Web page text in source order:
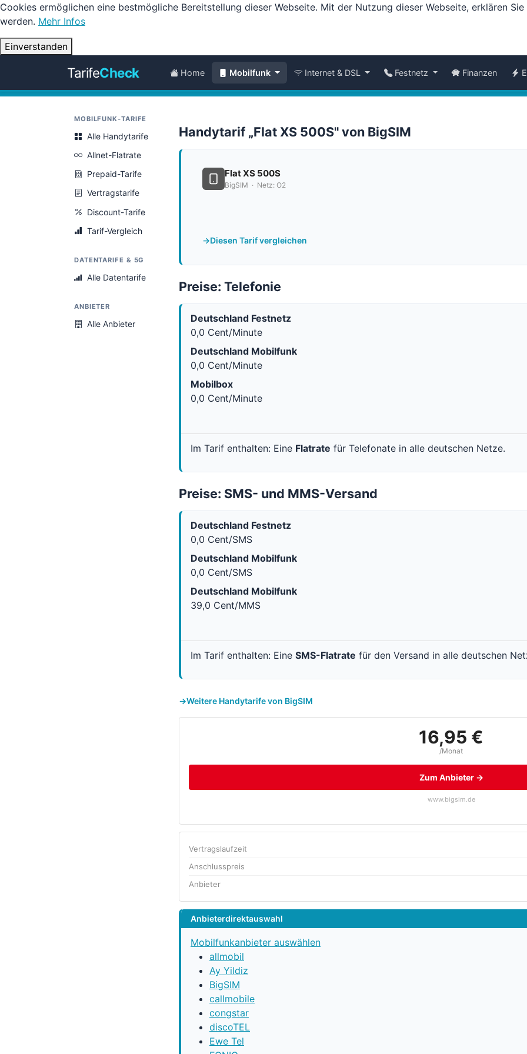
Cookies ermöglichen eine bestmögliche Bereitstellung dieser Webseite. Mit der Nutzung dieser Webseite, erklären
werden. Mehr Infos
Einverstanden
TarifeCheck Home Mobilfunk Internet & DSL Festnetz Finanzen
MOBILFUNK-TARIFE
Alle Handytarife
Allnet-Flatrate
Prepaid-Tarife
Vertragstarife
Discount-Tarife
Tarif-Vergleich
DATENTARIFE & 5G
Alle Datentarife
ANBIETER
Alle Anbieter
Handytarif „Flat XS 500S" von BigSIM
Flat XS 500S
BigSIM · Netz: O2
Diesen Tarif vergleichen
Preise: Telefonie
Deutschland Festnetz
0,0 Cent/Minute
Deutschland Mobilfunk
0,0 Cent/Minute
Mobilbox
0,0 Cent/Minute
Im Tarif enthalten: Eine Flatrate für Telefonate in alle deutschen Netze.
Preise: SMS- und MMS-Versand
Deutschland Festnetz
0,0 Cent/SMS
Deutschland Mobilfunk
0,0 Cent/SMS
Deutschland Mobilfunk
39,0 Cent/MMS
Im Tarif enthalten: Eine SMS-Flatrate für den Versand in alle deutschen
Weitere Handytarife von BigSIM
16,95 €
/Monat
Zum Anbieter →
www.bigsim.de
Vertragslaufzeit
Anschlusspreis
Anbieter
Anbieterdirektauswahl
Mobilfunkanbieter auswählen
allmobil
Ay Yildiz
BigSIM
callmobile
congstar
discoTEL
Ewe Tel